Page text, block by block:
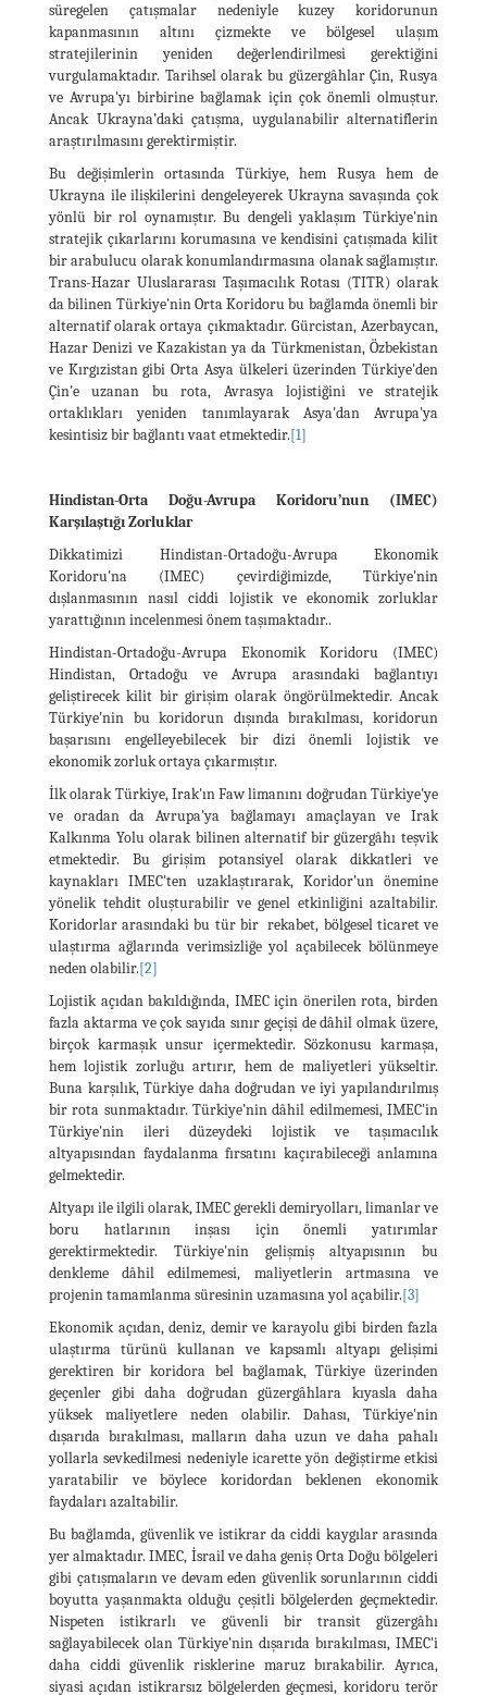
süregelen çatışmalar nedeniyle kuzey koridorunun
kapanmasının altını çizmekte ve bölgesel ulaşım
stratejilerinin yeniden değerlendirilmesi gerektiğini
vurgulamaktadır. Tarihsel olarak bu güzergâhlar Çin, Rusya
ve Avrupa'yı birbirine bağlamak için çok önemli olmuştur.
Ancak Ukrayna’daki çatışma, uygulanabilir alternatiflerin
araştırılmasını gerektirmiştir.
Bu değişimlerin ortasında Türkiye, hem Rusya hem de
Ukrayna ile ilişkilerini dengeleyerek Ukrayna savaşında çok
yönlü bir rol oynamıştır. Bu dengeli yaklaşım Türkiye'nin
stratejik çıkarlarını korumasına ve kendisini çatışmada kilit
bir arabulucu olarak konumlandırmasına olanak sağlamıştır.
Trans-Hazar Uluslararası Taşımacılık Rotası (TITR) olarak
da bilinen Türkiye'nin Orta Koridoru bu bağlamda önemli bir
alternatif olarak ortaya çıkmaktadır. Gürcistan, Azerbaycan,
Hazar Denizi ve Kazakistan ya da Türkmenistan, Özbekistan
ve Kırgızistan gibi Orta Asya ülkeleri üzerinden Türkiye'den
Çin'e uzanan bu rota, Avrasya lojistiğini ve stratejik
ortaklıkları yeniden tanımlayarak Asya'dan Avrupa'ya
kesintisiz bir bağlantı vaat etmektedir.[1]
Hindistan-Orta Doğu-Avrupa Koridoru’nun (IMEC)
Karşılaştığı Zorluklar
Dikkatimizi Hindistan-Ortadoğu-Avrupa Ekonomik
Koridoru'na (IMEC) çevirdiğimizde, Türkiye'nin
dışlanmasının nasıl ciddi lojistik ve ekonomik zorluklar
yarattığının incelenmesi önem taşımaktadır..
Hindistan-Ortadoğu-Avrupa Ekonomik Koridoru (IMEC)
Hindistan, Ortadoğu ve Avrupa arasındaki bağlantıyı
geliştirecek kilit bir girişim olarak öngörülmektedir. Ancak
Türkiye'nin bu koridorun dışında bırakılması, koridorun
başarısını engelleyebilecek bir dizi önemli lojistik ve
ekonomik zorluk ortaya çıkarmıştır.
İlk olarak Türkiye, Irak'ın Faw limanını doğrudan Türkiye'ye
ve oradan da Avrupa'ya bağlamayı amaçlayan ve Irak
Kalkınma Yolu olarak bilinen alternatif bir güzergâhı teşvik
etmektedir. Bu girişim potansiyel olarak dikkatleri ve
kaynakları IMEC'ten uzaklaştırarak, Koridor’un önemine
yönelik tehdit oluşturabilir ve genel etkinliğini azaltabilir.
Koridorlar arasındaki bu tür bir rekabet, bölgesel ticaret ve
ulaştırma ağlarında verimsizliğe yol açabilecek bölünmeye
neden olabilir.[2]
Lojistik açıdan bakıldığında, IMEC için önerilen rota, birden
fazla aktarma ve çok sayıda sınır geçişi de dâhil olmak üzere,
birçok karmaşık unsur içermektedir. Sözkonusu karmaşa,
hem lojistik zorluğu artırır, hem de maliyetleri yükseltir.
Buna karşılık, Türkiye daha doğrudan ve iyi yapılandırılmış
bir rota sunmaktadır. Türkiye’nin dâhil edilmemesi, IMEC'in
Türkiye'nin ileri düzeydeki lojistik ve taşımacılık
altyapısından faydalanma fırsatını kaçırabileceği anlamına
gelmektedir.
Altyapı ile ilgili olarak, IMEC gerekli demiryolları, limanlar ve
boru hatlarının inşası için önemli yatırımlar
gerektirmektedir. Türkiye'nin gelişmiş altyapısının bu
denkleme dâhil edilmemesi, maliyetlerin artmasına ve
projenin tamamlanma süresinin uzamasına yol açabilir.[3]
Ekonomik açıdan, deniz, demir ve karayolu gibi birden fazla
ulaştırma türünü kullanan ve kapsamlı altyapı gelişimi
gerektiren bir koridora bel bağlamak, Türkiye üzerinden
geçenler gibi daha doğrudan güzergâhlara kıyasla daha
yüksek maliyetlere neden olabilir. Dahası, Türkiye'nin
dışarıda bırakılması, malların daha uzun ve daha pahalı
yollarla sevkedilmesi nedeniyle icarette yön değiştirme etkisi
yaratabilir ve böylece koridordan beklenen ekonomik
faydaları azaltabilir.
Bu bağlamda, güvenlik ve istikrar da ciddi kaygılar arasında
yer almaktadır. IMEC, İsrail ve daha geniş Orta Doğu bölgeleri
gibi çatışmaların ve devam eden güvenlik sorunlarının ciddi
boyutta yaşanmakta olduğu çeşitli bölgelerden geçmektedir.
Nispeten istikrarlı ve güvenli bir transit güzergâhı
sağlayabilecek olan Türkiye'nin dışarıda bırakılması, IMEC'i
daha ciddi güvenlik risklerine maruz bırakabilir. Ayrıca,
siyasi açıdan istikrarsız bölgelerden geçmesi, koridoru terör